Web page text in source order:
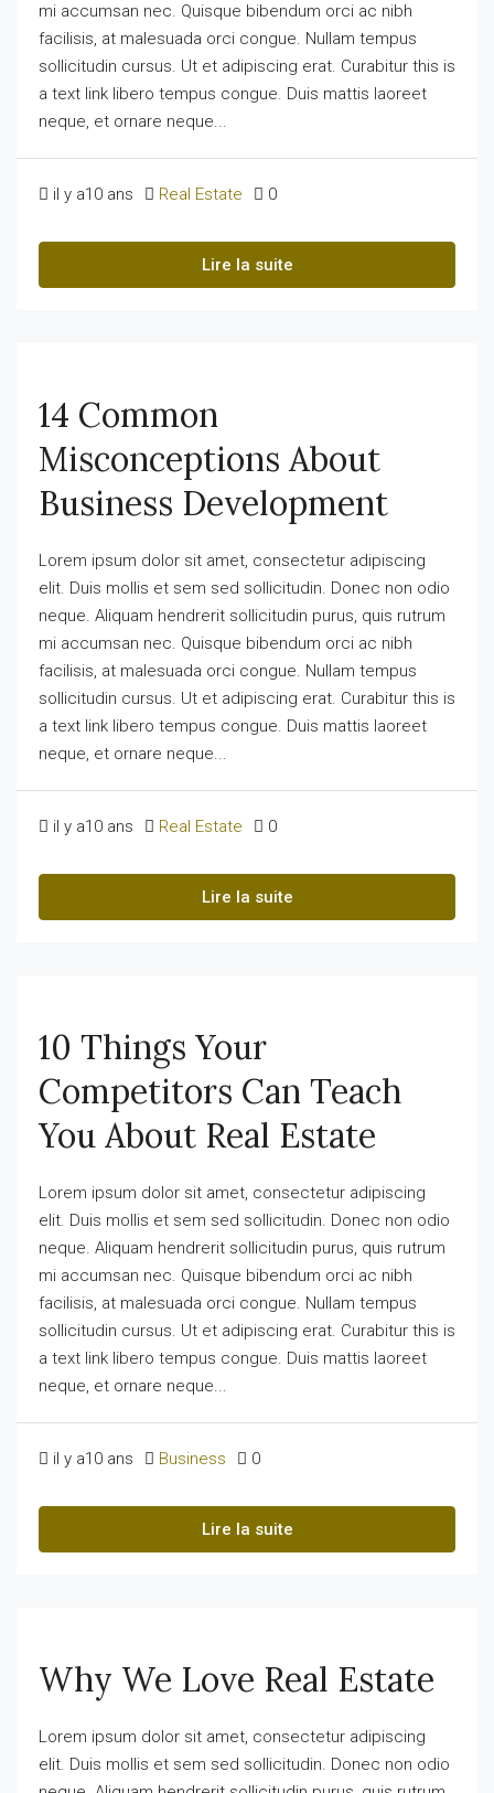
mi accumsan nec. Quisque bibendum orci ac nibh
facilisis, at malesuada orci congue. Nullam tempus
sollicitudin cursus. Ut et adipiscing erat. Curabitur this is
a text link libero tempus congue. Duis mattis laoreet
neque, et ornare neque...
il y a10 ans Real Estate 0
Lire la suite
14 Common
Misconceptions About
Business Development
Lorem ipsum dolor sit amet, consectetur adipiscing
elit. Duis mollis et sem sed sollicitudin. Donec non odio
neque. Aliquam hendrerit sollicitudin purus, quis rutrum
mi accumsan nec. Quisque bibendum orci ac nibh
facilisis, at malesuada orci congue. Nullam tempus
sollicitudin cursus. Ut et adipiscing erat. Curabitur this is
a text link libero tempus congue. Duis mattis laoreet
neque, et ornare neque...
il y a10 ans Real Estate 0
Lire la suite
10 Things Your
Competitors Can Teach
You About Real Estate
Lorem ipsum dolor sit amet, consectetur adipiscing
elit. Duis mollis et sem sed sollicitudin. Donec non odio
neque. Aliquam hendrerit sollicitudin purus, quis rutrum
mi accumsan nec. Quisque bibendum orci ac nibh
facilisis, at malesuada orci congue. Nullam tempus
sollicitudin cursus. Ut et adipiscing erat. Curabitur this is
a text link libero tempus congue. Duis mattis laoreet
neque, et ornare neque...
il y a10 ans Business 0
Lire la suite
Why We Love Real Estate
Lorem ipsum dolor sit amet, consectetur adipiscing
elit. Duis mollis et sem sed sollicitudin. Donec non odio